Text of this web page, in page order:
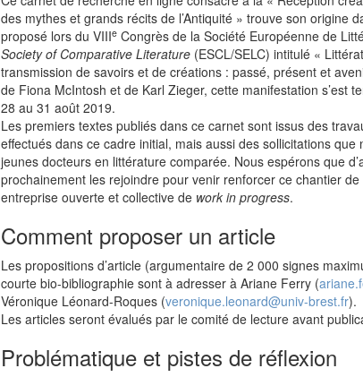
des mythes et grands récits de l’Antiquité » trouve son origine
proposé lors du VIIIeCongrès de la Société Européenne de
Society of Comparative Literature(ESCL/SELC) intitulé «
transmission de savoirs et de créations : passé, présent et
de Fiona McIntosh et de Karl Zieger, cette manifestation s’est
28 au 31 août 2019.
Les premiers textes publiés dans ce carnet sont issus des
effectués dans ce cadre initial, mais aussi des sollicitations
jeunes docteurs en littérature comparée. Nous espérons que
prochainement les rejoindre pour venir renforcer ce chantier
entreprise ouverte et collective de work in progress.
Comment proposer un article
Les propositions d’article (argumentaire de 2 000 signes
courte bio-bibliographie sont à adresser à Ariane Ferry (
Véronique Léonard-Roques (veronique.leonard@univ-brest.fr).
Les articles seront évalués par le comité de lecture avant
Problématique et pistes de réflexion